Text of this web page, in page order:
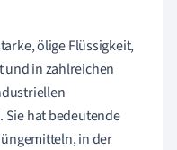
ölige Flüssigkeit,
und in zahlreichen
hat bedeutende
in der